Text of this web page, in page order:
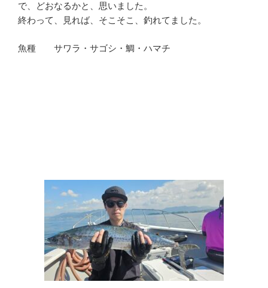
で、どおなるかと、思いました。
終わって、見れば、そこそこ、釣れてました。
魚種 サワラ・サゴシ・鯛・ハマチ